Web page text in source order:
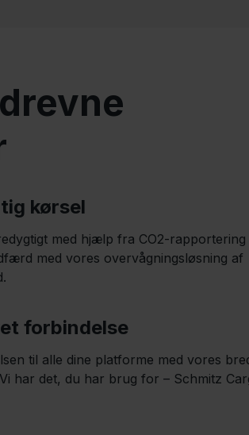
kørsel
med hjælp fra CO2-rapportering
med vores overvågningsløsning af
forbindelse
til alle dine platforme med vores
har det, du har brug for – Schmitz